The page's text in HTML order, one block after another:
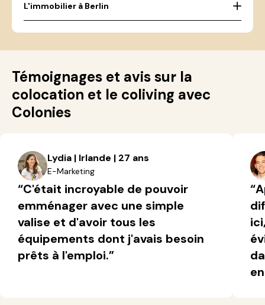
L'immobilier à Berlin
Témoignages et avis sur la
colocation et le coliving avec
Colonies
Lydia | Irlande | 27 ans
E-Marketing
“C'était incroyable de pouvoir
emménager avec une simple
valise et d'avoir tous les
équipements dont j'avais besoin
prêts à l'emploi.”